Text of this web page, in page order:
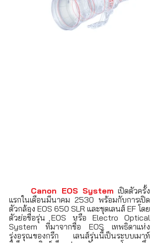
Canon EOS System เปิดตัวครั้ง
แรกในเดือนมีนาคม 2530 พร้อมกับการเปิด
ตัวกล้อง EOS 650 SLR และชุดเลนส์ EF โดย
ตัวย่อชื่อรุ่น EOS หรือ Electro Optical
System ที่มาจากชื่อ EOS เทพธิดาแห่ง
รุ่งอรุณของกรีก เลนส์รุ่นนี้เป็นระบบเมาท์